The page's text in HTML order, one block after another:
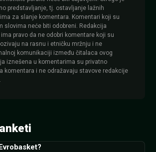
predstavljanje, tj. ostavljanje lažnih
za slanje komentara. Komentari koji su
slovima neće biti odobreni. Redakcija
ima pravo da ne odobri komentare koji su
na rasnu i etničku mržnju i ne
komunikaciji između čitalaca ovog
iznešena u komentarima su privatno
komentara i ne odražavaju stavove redakcije